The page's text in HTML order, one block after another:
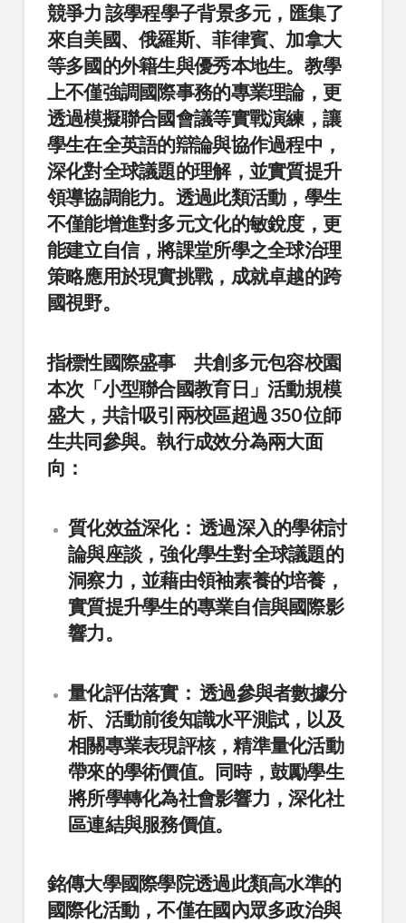
競爭力 該學程學子背景多元，匯集了
來自美國、俄羅斯、菲律賓、加拿大
等多國的外籍生與優秀本地生。教學
上不僅強調國際事務的專業理論，更
透過模擬聯合國會議等實戰演練，讓
學生在全英語的辯論與協作過程中，
深化對全球議題的理解，並實質提升
領導協調能力。透過此類活動，學生
不僅能增進對多元文化的敏銳度，更
能建立自信，將課堂所學之全球治理
策略應用於現實挑戰，成就卓越的跨
國視野。
指標性國際盛事 共創多元包容校園
本次「小型聯合國教育日」活動規模
盛大，共計吸引兩校區超過 350 位師
生共同參與。執行成效分為兩大面
向：
質化效益深化： 透過深入的學術討
論與座談，強化學生對全球議題的
洞察力，並藉由領袖素養的培養，
實質提升學生的專業自信與國際影
響力。
量化評估落實： 透過參與者數據分
析、活動前後知識水平測試，以及
相關專業表現評核，精準量化活動
帶來的學術價值。同時，鼓勵學生
將所學轉化為社會影響力，深化社
區連結與服務價值。
銘傳大學國際學院透過此類高水準的
國際化活動，不僅在國內眾多政治與